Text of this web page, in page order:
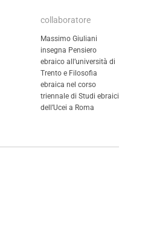
collaboratore
Massimo Giuliani
insegna Pensiero
ebraico all’università di
Trento e Filosofia
ebraica nel corso
triennale di Studi ebraici
dell’Ucei a Roma